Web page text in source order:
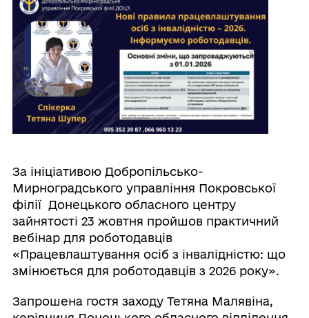
За ініціативою Добропільсько-
Мирноградського управління Покровської
філії Донецького обласного центру
зайнятості 23 жовтня пройшов практичний
вебінар для роботодавців
«Працевлаштування осіб з інвалідністю: що
змінюється для роботодавців з 2026 року».
Запрошена гостя заходу Тетяна Малявіна,